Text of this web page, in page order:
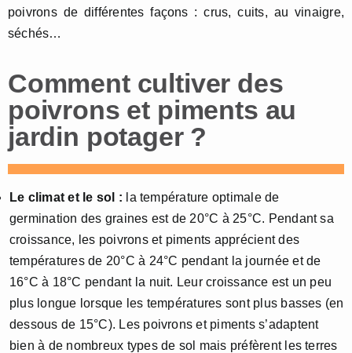
poivrons de différentes façons : crus, cuits, au vinaigre,
séchés…
Comment cultiver des
poivrons et piments au
jardin potager ?
Le climat et le sol : la température optimale de
germination des graines est de 20°C à 25°C. Pendant sa
croissance, les poivrons et piments apprécient des
températures de 20°C à 24°C pendant la journée et de
16°C à 18°C pendant la nuit. Leur croissance est un peu
plus longue lorsque les températures sont plus basses (en
dessous de 15°C). Les poivrons et piments s’adaptent
bien à de nombreux types de sol mais préfèrent les terres